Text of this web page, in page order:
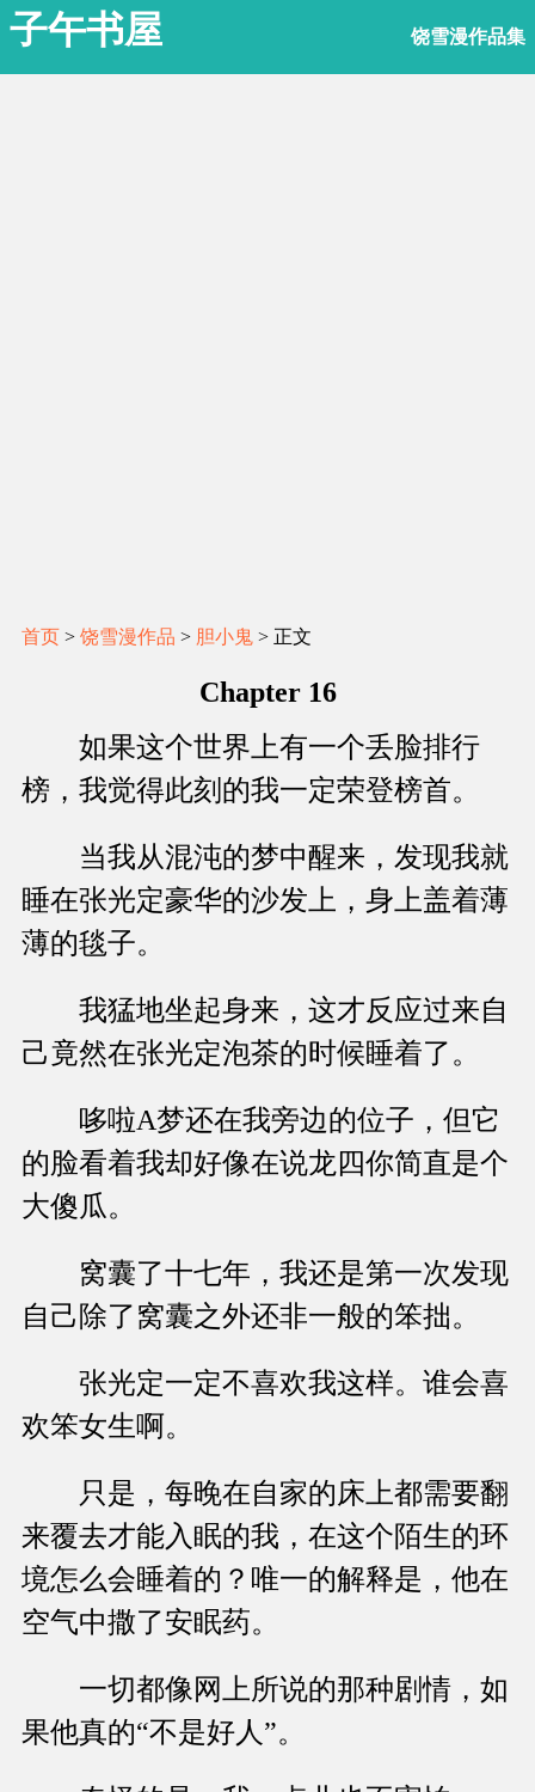
子午书屋 饶雪漫作品集
首页 > 饶雪漫作品 > 胆小鬼 > 正文
Chapter 16
如果这个世界上有一个丢脸排行
榜，我觉得此刻的我一定荣登榜首。
当我从混沌的梦中醒来，发现我就
睡在张光定豪华的沙发上，身上盖着薄
薄的毯子。
我猛地坐起身来，这才反应过来自
己竟然在张光定泡茶的时候睡着了。
哆啦A梦还在我旁边的位子，但它
的脸看着我却好像在说龙四你简直是个
大傻瓜。
窝囊了十七年，我还是第一次发现
自己除了窝囊之外还非一般的笨拙。
张光定一定不喜欢我这样。谁会喜
欢笨女生啊。
只是，每晚在自家的床上都需要翻
来覆去才能入眠的我，在这个陌生的环
境怎么会睡着的？唯一的解释是，他在
空气中撒了安眠药。
一切都像网上所说的那种剧情，如
果他真的“不是好人”。